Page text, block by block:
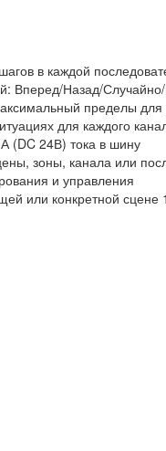
в каждой
Вперед/Назад/
пределы для
для каждого
(DC 24В) тока в шину
зоны, канала или
и управления
или конкретной